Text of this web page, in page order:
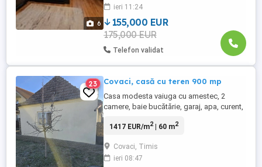
6
centralei termice pe gaz, exista
posibilitatea de a încălzi ...
ieri 11:24
155,000 EUR
175,000 EUR
Telefon validat
23 Covaci, casă cu teren 900 mp
Casa modesta vaiuga cu amestec, 2
camere, baie bucătărie, garaj, apa, curent,
front stradal 13 m. Strada asfaltata intre
1417 EUR/m2| 60 m2
Covaci, Timis
ieri 08:47